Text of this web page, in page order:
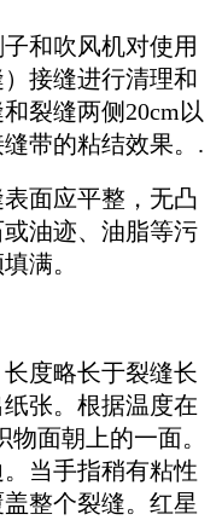
和吹风机对使用
接缝进行清理和
裂缝两侧20cm以
带的粘结效果。.
面应平整，无凸
油迹、油脂等污
满。
度略长于裂缝长
张。根据温度在
面朝上的一面。
当手指稍有粘性
整个裂缝。红星